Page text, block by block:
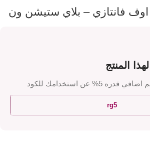
اوف فانتازي – بلاي ستيشن ون
المنتج
عن استخدامك للكود
rg5